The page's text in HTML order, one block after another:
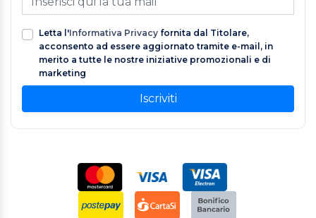
Letta l'Informativa Privacy fornita dal Titolare,
acconsento ad essere aggiornato tramite e-mail, in
merito a tutte le nostre iniziative promozionali e di
marketing
Iscriviti